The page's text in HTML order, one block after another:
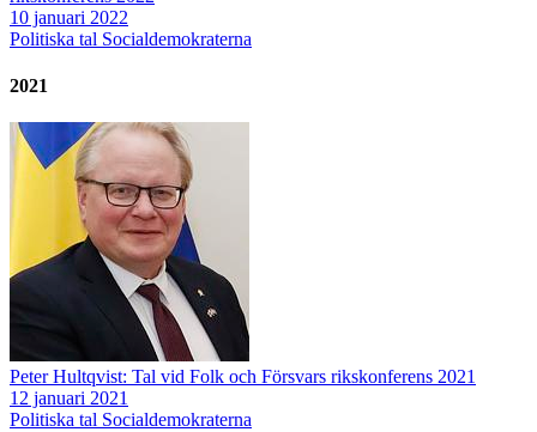
10 januari 2022
Politiska tal Socialdemokraterna
2021
Peter Hultqvist: Tal vid Folk och Försvars rikskonferens 2021
12 januari 2021
Politiska tal Socialdemokraterna